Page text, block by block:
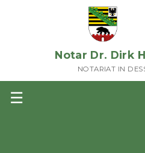
Notar Dr. Dirk
NOTARIAT IN
☰